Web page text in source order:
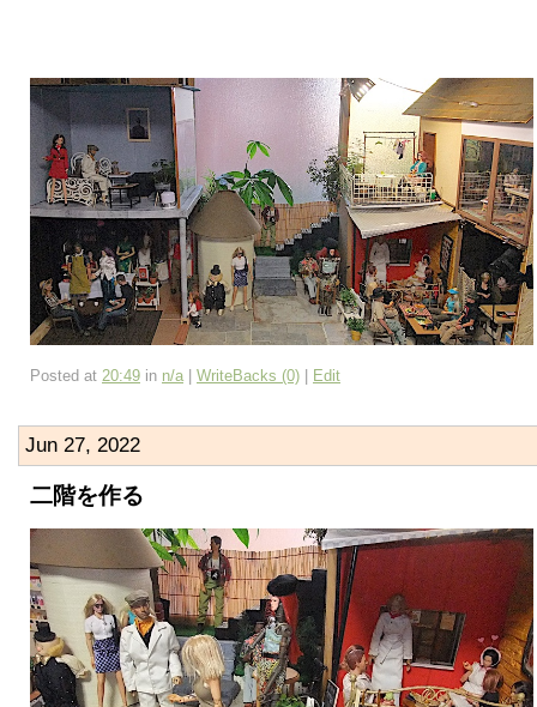
Posted at 20:49 in n/a WriteBacks (0) Edit
Jun 27, 2022
二階を作る